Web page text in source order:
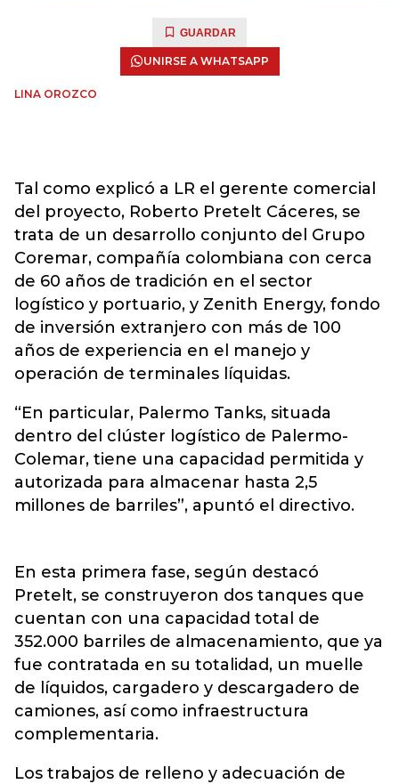
GUARDAR
UNIRSE A WHATSAPP
LINA OROZCO
Tal como explicó a LR el gerente comercial
del proyecto, Roberto Pretelt Cáceres, se
trata de un desarrollo conjunto del Grupo
Coremar, compañía colombiana con cerca
de 60 años de tradición en el sector
logístico y portuario, y Zenith Energy, fondo
de inversión extranjero con más de 100
años de experiencia en el manejo y
operación de terminales líquidas.
“En particular, Palermo Tanks, situada
dentro del clúster logístico de Palermo-
Colemar, tiene una capacidad permitida y
autorizada para almacenar hasta 2,5
millones de barriles”, apuntó el directivo.
En esta primera fase, según destacó
Pretelt, se construyeron dos tanques que
cuentan con una capacidad total de
352.000 barriles de almacenamiento, que ya
fue contratada en su totalidad, un muelle
de líquidos, cargadero y descargadero de
camiones, así como infraestructura
complementaria.
Los trabajos de relleno y adecuación de